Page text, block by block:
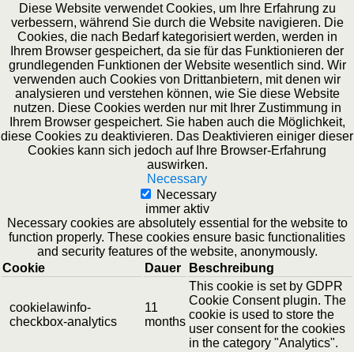
Diese Website verwendet Cookies, um Ihre Erfahrung zu
verbessern, während Sie durch die Website navigieren. Die
Cookies, die nach Bedarf kategorisiert werden, werden in
Ihrem Browser gespeichert, da sie für das Funktionieren der
grundlegenden Funktionen der Website wesentlich sind. Wir
verwenden auch Cookies von Drittanbietern, mit denen wir
analysieren und verstehen können, wie Sie diese Website
nutzen. Diese Cookies werden nur mit Ihrer Zustimmung in
Ihrem Browser gespeichert. Sie haben auch die Möglichkeit,
diese Cookies zu deaktivieren. Das Deaktivieren einiger dieser
Cookies kann sich jedoch auf Ihre Browser-Erfahrung
auswirken.
Necessary
Necessary
immer aktiv
Necessary cookies are absolutely essential for the website to
function properly. These cookies ensure basic functionalities
and security features of the website, anonymously.
Cookie
Dauer Beschreibung
cookielawinfo-
checkbox-analytics
11
months
This cookie is set by GDPR
Cookie Consent plugin. The
cookie is used to store the
user consent for the cookies
in the category "Analytics".